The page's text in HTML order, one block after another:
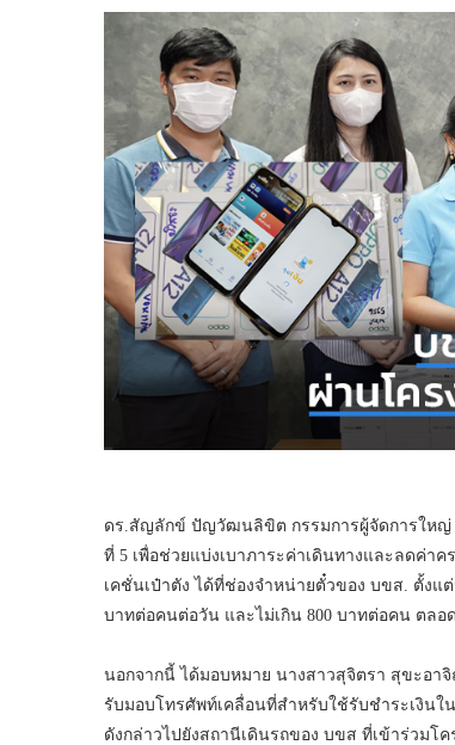
ดร.สัญลักข์ ปัญวัฒนลิขิต กรรมการผู้จัดการใหญ่
ที่ 5 เพื่อช่วยแบ่งเบาภาระค่าเดินทางและลดค่
เคชั่นเป๋าตัง ได้ที่ช่องจำหน่ายตั๋วของ บขส. ตั้งแ
บาทต่อคนต่อวัน และไม่เกิน 800 บาทต่อคน ตลอ
นอกจากนี้ ได้มอบหมาย นางสาวสุจิตรา สุขะอา
รับมอบโทรศัพท์เคลื่อนที่สำหรับใช้รับชำระเงินใ
ดังกล่าวไปยังสถานีเดินรถของ บขส ที่เข้าร่วมโ